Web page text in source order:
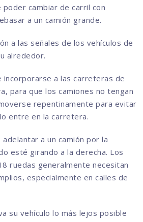
cambiar de carril con
a un camión grande.
a las señales de los vehículos de
alrededor.
incorporarse a las carreteras de
para que los camiones no tengan
repentinamente para evitar
entre en la carretera.
a un camión por la
esté girando a la derecha. Los
ruedas generalmente necesitan
especialmente en calles de
su vehículo lo más lejos posible